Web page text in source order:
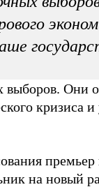
выборов. Они
кризиса
на новый